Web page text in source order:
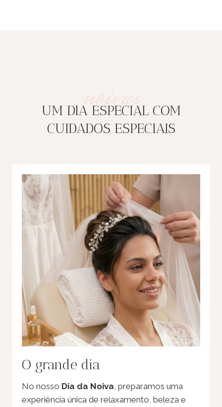
noivas
UM DIA ESPECIAL COM
CUIDADOS ESPECIAIS
O grande dia
No nosso Dia da Noiva , preparamos uma
experiência única de relaxamento, beleza e